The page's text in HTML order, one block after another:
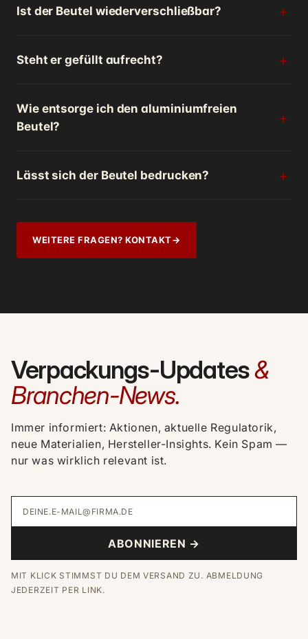
Ist der Beutel wiederverschließbar?
Steht er gefüllt aufrecht?
Wie entsorge ich den aluminiumfreien
Beutel?
Lässt sich der Beutel bedrucken?
WEITERE FRAGEN? KONTAKT→
Verpackungs-Updates&
Branchen-News.
Immer informiert: Aktionen, aktuelle Regulatorik,
neue Materialien, Hersteller-Insights. Kein Spam —
nur was wirklich relevant ist.
ABONNIEREN →
MIT KLICK STIMMST DU DEM VERSAND ZU. ABMELDUNG
JEDERZEIT PER LINK.